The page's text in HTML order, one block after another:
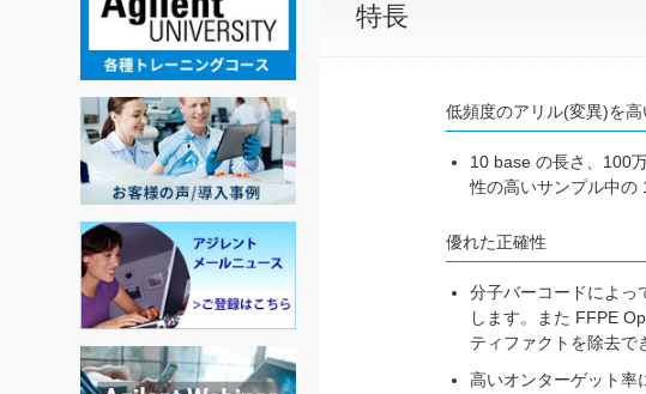
特長
低頻度のアリル(変異)を
10 base の長さ、100
性の高いサンプル中の
優れた正確性
分子バーコードによっ
します。また FFPE
ティファクトを除去で
高いオンターゲット率